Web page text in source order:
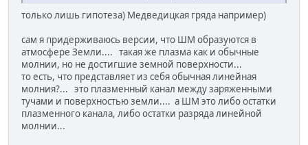
только лишь гипотеза) Медведицкая гряда например)
сам я придерживаюсь версии, что ШМ образуются в
атмосфере Земли.... такая же плазма как и обычные
молнии, но не достигшие земной поверхности...
то есть, что представляет из себя обычная линейная
молния?... это плазменный канал между заряженными
тучами и поверхностью земли.... а ШМ это либо остатки
плазменного канала, либо остатки разряда линейной
молнии...